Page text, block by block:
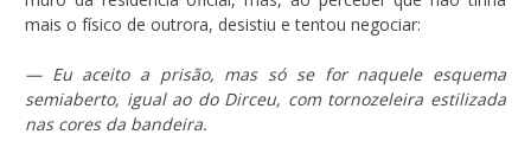
mais o físico de outrora, desistiu e tentou negociar:
— Eu aceito a prisão, mas só se for naquele esquema
semiaberto, igual ao do Dirceu, com tornozeleira estilizada
nas cores da bandeira.